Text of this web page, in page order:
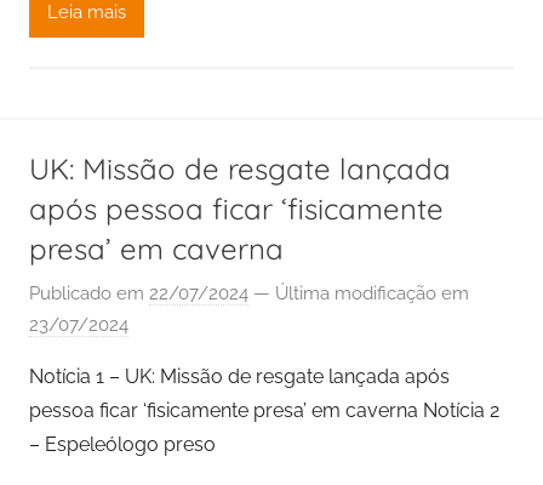
Leia mais
UK: Missão de resgate lançada
após pessoa ficar ‘fisicamente
presa’ em caverna
Publicado em 22/07/2024 — Última modificação em
23/07/2024
Notícia 1 – UK: Missão de resgate lançada após
pessoa ficar ‘fisicamente presa’ em caverna Notícia 2
– Espeleólogo preso